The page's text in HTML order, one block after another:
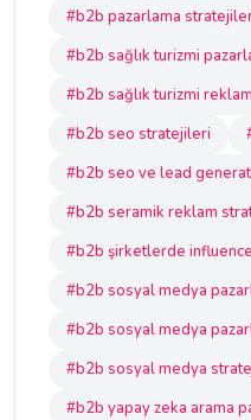
#b2b pazarlama
#b2b sağlık turizmi
#b2b sağlık turizmi reklam
#b2b seo stratejileri
#b2b seo ve lead
#b2b seramik reklam
#b2b şirketlerde
#b2b sosyal medya
#b2b sosyal medya
#b2b sosyal medya
#b2b yapay zeka arama